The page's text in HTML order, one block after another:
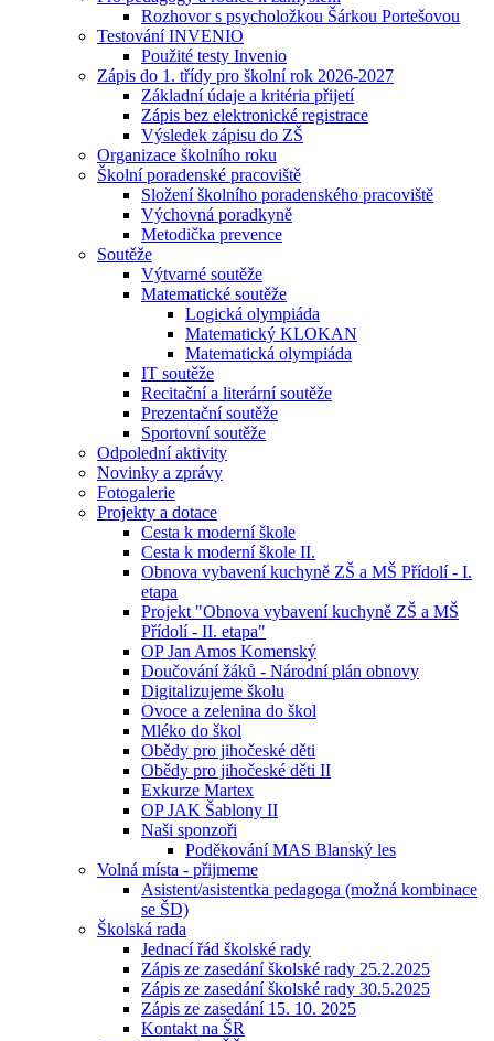
Rozhovor s psycholožkou Šárkou Portešovou
Testování INVENIO
Použité testy Invenio
Zápis do 1. třídy pro školní rok 2026-2027
Základní údaje a kritéria přijetí
Zápis bez elektronické registrace
Výsledek zápisu do ZŠ
Organizace školního roku
Školní poradenské pracoviště
Složení školního poradenského pracoviště
Výchovná poradkyně
Metodička prevence
Soutěže
Výtvarné soutěže
Matematické soutěže
Logická olympiáda
Matematický KLOKAN
Matematická olympiáda
IT soutěže
Recitační a literární soutěže
Prezentační soutěže
Sportovní soutěže
Odpolední aktivity
Novinky a zprávy
Fotogalerie
Projekty a dotace
Cesta k moderní škole
Cesta k moderní škole II.
Obnova vybavení kuchyně ZŠ a MŠ Přídolí - I.
etapa
Projekt "Obnova vybavení kuchyně ZŠ a MŠ
Přídolí - II. etapa"
OP Jan Amos Komenský
Doučování žáků - Národní plán obnovy
Digitalizujeme školu
Ovoce a zelenina do škol
Mléko do škol
Obědy pro jihočeské děti
Obědy pro jihočeské děti II
Exkurze Martex
OP JAK Šablony II
Naši sponzoři
Poděkování MAS Blanský les
Volná místa - přijmeme
Asistent/asistentka pedagoga (možná kombinace
se ŠD)
Školská rada
Jednací řád školské rady
Zápis ze zasedání školské rady 25.2.2025
Zápis ze zasedání školské rady 30.5.2025
Zápis ze zasedání 15. 10. 2025
Kontakt na ŠR